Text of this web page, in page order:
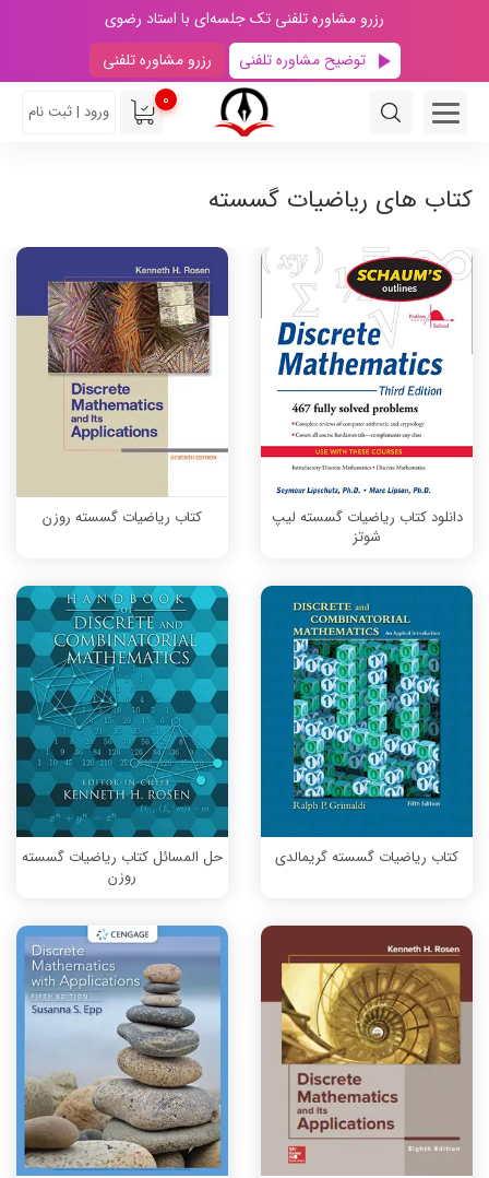
رزرو مشاوره تلفنی تک جلسه‌ای با استاد رضوی
توضیح مشاوره تلفنی
رزرو مشاوره تلفنی
0
ورود | ثبت نام
کتاب های ریاضیات گسسته
دانلود کتاب ریاضیات گسسته لیپ
شوتز
کتاب ریاضیات گسسته روزن
کتاب ریاضیات گسسته گریمالدی
حل المسائل کتاب ریاضیات گسسته
روزن